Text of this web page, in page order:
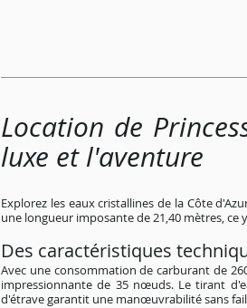
Location de
luxe et l'aventure
Explorez les eaux cristallines de la Côte
une longueur imposante de 21,40 mètres,
Des caractéristiques
Avec une consommation de carburant de
impressionnante de 35 nœuds. Le tirant
d'étrave garantit une manœuvrabilité sans